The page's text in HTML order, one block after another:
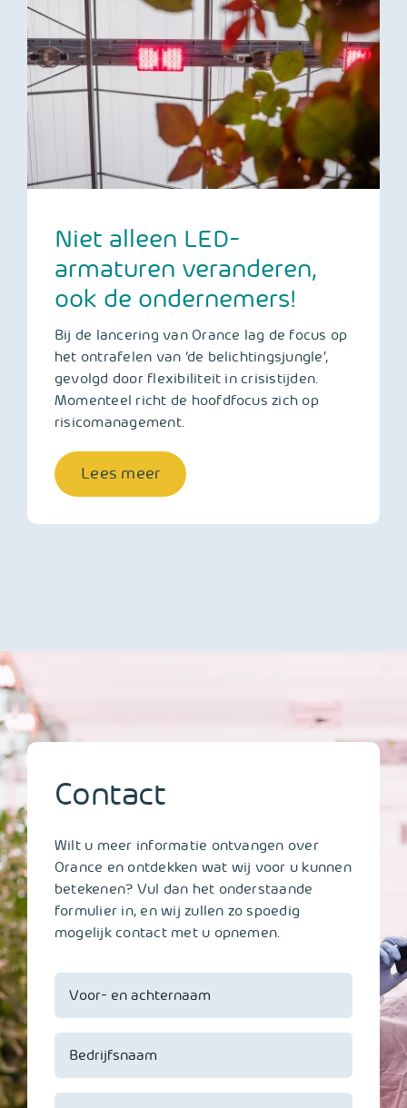
Niet alleen LED-
armaturen veranderen,
ook de ondernemers!
Bij de lancering van Orance lag de focus op
het ontrafelen van ‘de belichtingsjungle’,
gevolgd door flexibiliteit in crisistijden.
Momenteel richt de hoofdfocus zich op
risicomanagement.
Lees meer
Contact
Wilt u meer informatie ontvangen over
Orance en ontdekken wat wij voor u kunnen
betekenen? Vul dan het onderstaande
formulier in, en wij zullen zo spoedig
mogelijk contact met u opnemen.